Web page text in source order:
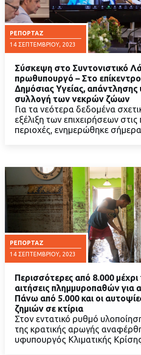
ΡΕΠΟΡΤΆΖ
14 ΣΕΠΤΕΜΒΡΊΟΥ, 2023
ΔΙΑΒΑΣΤΕ
Σύσκεψη στο Συντονιστικό
πρωθυπουργό – Στο
Δημόσιας Υγείας,
συλλογή των νεκρών ζώων
Για τα νεότερα δεδομένα
εξέλιξη των επιχειρήσεων στις
περιοχές, ενημερώθηκε
ΡΕΠΟΡΤΆΖ
14 ΣΕΠΤΕΜΒΡΊΟΥ, 2023
ΔΙΑΒΑΣΤΕ
Περισσότερες από 8.000
αιτήσεις πλημμυροπαθών για
Πάνω από 5.000 και οι
ζημιών σε κτίρια
Στον εντατικό ρυθμό
της κρατικής αρωγής
υφυπουργός Κλιματικής